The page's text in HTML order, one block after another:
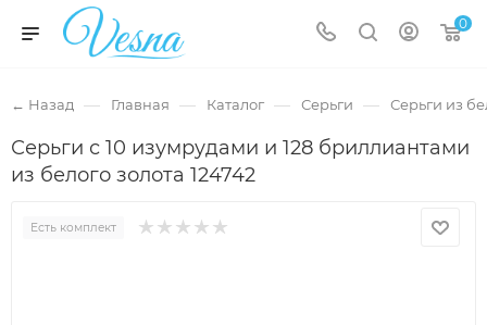
0
← Назад — Главная — Каталог — Серьги — Серьги из
Серьги с 10 изумрудами и 128 бриллиантами
из белого золота 124742
Есть комплект